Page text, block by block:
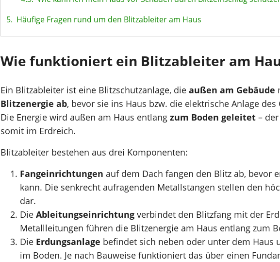
5. Häufige Fragen rund um den Blitzableiter am Haus
Wie funktioniert ein Blitzableiter am
Ein Blitzableiter ist eine Blitzschutzanlage, die außen am Gebäude
Blitzenergie ab, bevor sie ins Haus bzw. die elektrische Anlage
Die Energie wird außen am Haus entlang zum Boden geleitet –
somit im Erdreich.
Blitzableiter bestehen aus drei Komponenten:
Fangeinrichtungen auf dem Dach fangen den Blitz ab, bevor
kann. Die senkrecht aufragenden Metallstangen stellen den
dar.
Die Ableitungseinrichtung verbindet den Blitzfang mit der
Metallleitungen führen die Blitzenergie am Haus entlang zum
Die Erdungsanlage befindet sich neben oder unter dem Haus
im Boden. Je nach Bauweise funktioniert das über einen